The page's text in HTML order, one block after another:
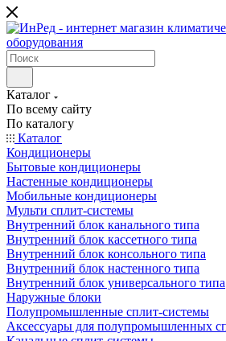
Каталог
По всему сайту
По каталогу
Каталог
Кондиционеры
Бытовые кондиционеры
Настенные кондиционеры
Мобильные кондиционеры
Мульти сплит-системы
Внутренний блок канального типа
Внутренний блок кассетного типа
Внутренний блок консольного типа
Внутренний блок настенного типа
Внутренний блок универсального типа
Наружные блоки
Полупромышленные сплит-системы
Аксессуары для полупромышленных